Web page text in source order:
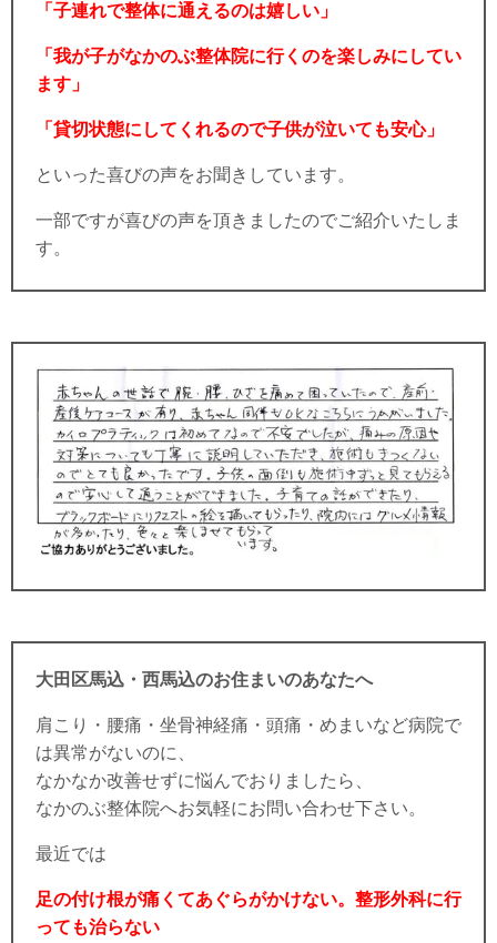
「子連れで整体に通えるのは嬉しい」
「我が子がなかのぶ整体院に行くのを楽しみにしてい
ます」
「貸切状態にしてくれるので子供が泣いても安心」
といった喜びの声をお聞きしています。
一部ですが喜びの声を頂きましたのでご紹介いたしま
す。
大田区馬込・西馬込のお住まいのあなたへ
肩こり・腰痛・坐骨神経痛・頭痛・めまいなど病院で
は異常がないのに、
なかなか改善せずに悩んでおりましたら、
なかのぶ整体院へお気軽にお問い合わせ下さい。
最近では
足の付け根が痛くてあぐらがかけない。整形外科に行
っても治らない